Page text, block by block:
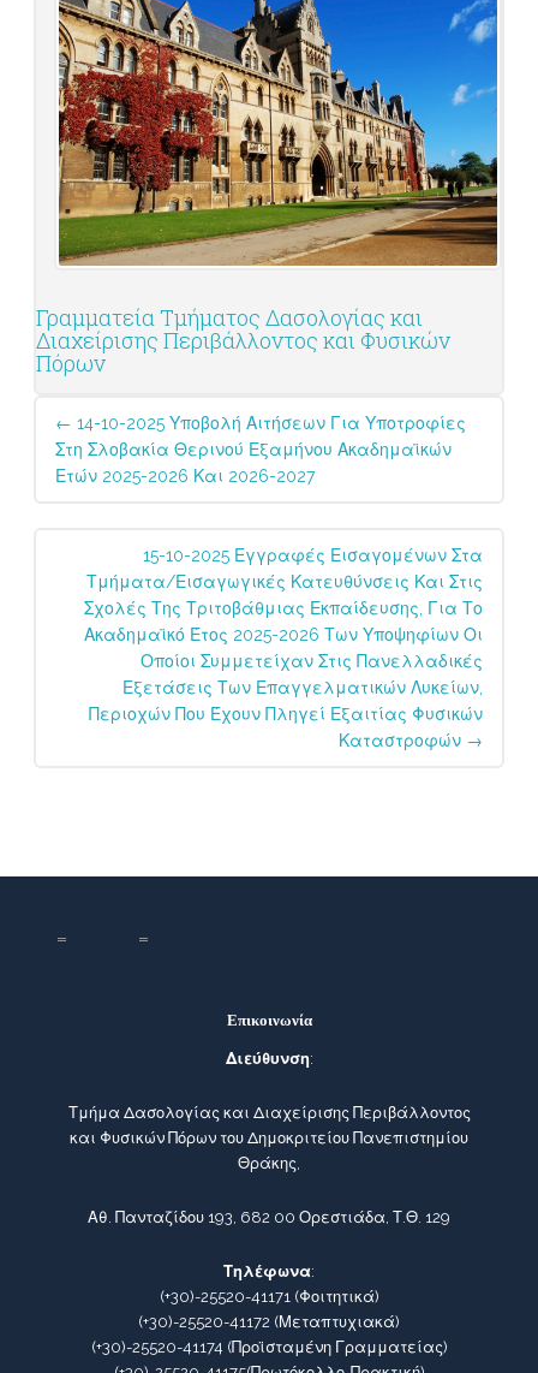
Γραμματεία Τμήματος Δασολογίας και
Διαχείρισης Περιβάλλοντος και Φυσικών
Πόρων
Post
navigation
← 14-10-2025 Υποβολή Αιτήσεων Για Υποτροφίες
Στη Σλοβακία Θερινού Εξαμήνου Ακαδημαϊκών
Ετών 2025-2026 Και 2026-2027
15-10-2025 Εγγραφές Εισαγομένων Στα
Τμήματα/Εισαγωγικές Κατευθύνσεις Και Στις
Σχολές Της Τριτοβάθμιας Εκπαίδευσης, Για Το
Ακαδημαϊκό Έτος 2025-2026 Των Υποψηφίων Οι
Οποίοι Συμμετείχαν Στις Πανελλαδικές
Εξετάσεις Των Επαγγελματικών Λυκείων,
Περιοχών Που Έχουν Πληγεί Εξαιτίας Φυσικών
Καταστροφών →
Επικοινωνία
Διεύθυνση:
Τμήμα Δασολογίας και Διαχείρισης Περιβάλλοντος
και Φυσικών Πόρων του Δημοκριτείου Πανεπιστημίου
Θράκης,
Αθ. Πανταζίδου 193, 682 00 Ορεστιάδα, Τ.Θ. 129
Τηλέφωνα:
(+30)-25520-41171(Φοιτητικά)
(+30)-25520-41172 (Μεταπτυχιακά)
(+30)-25520-41174 (Προϊσταμένη Γραμματείας)